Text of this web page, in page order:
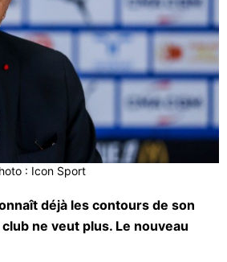
: Icon Sport
déjà les contours de son
ne veut plus. Le nouveau